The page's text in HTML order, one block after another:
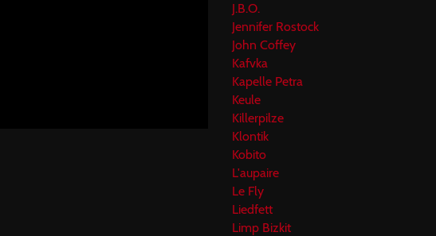
J.B.O.
Jennifer Rostock
John Coffey
Kafvka
Kapelle Petra
Keule
Killerpilze
Klontik
Kobito
L'aupaire
Le Fly
Liedfett
Limp Bizkit